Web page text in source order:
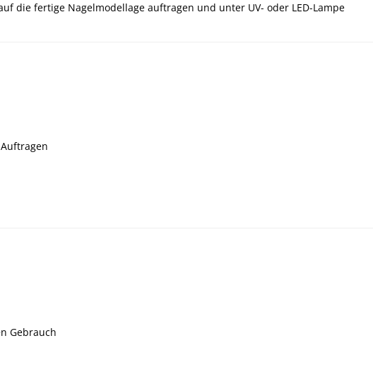
die fertige Nagelmodellage auftragen und unter UV- oder LED-Lampe
Gebrauch